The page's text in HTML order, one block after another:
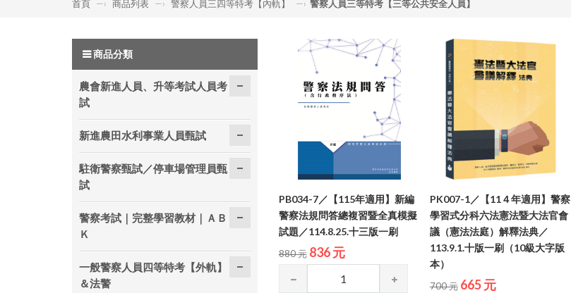
首頁 —› 商品列表 —› 警察人員三四等特考【內軌】 —› 警察人員三等特考【三等公共安全人員】
PB034-7／【115年適用】新編
警察法規問答總複習暨全真模擬
試題／114.8.25.十三版一刷
880 元 836 元
PK007-1／【11４年適用】警察
學習式分科六法憲法暨大法官會
議（憲法法庭）解釋法典／
113.9.1.十版一刷（10級大字版
本）
700 元 665 元
商品分類
農會新進人員、升等考試人員考
試
新進農田水利事業人員甄試
駐衛警察甄試／停車場管理員甄
試
警察考試｜完整學習教材｜ＡＢ
Ｋ
一般警察人員四等特考【外軌】
＆法警